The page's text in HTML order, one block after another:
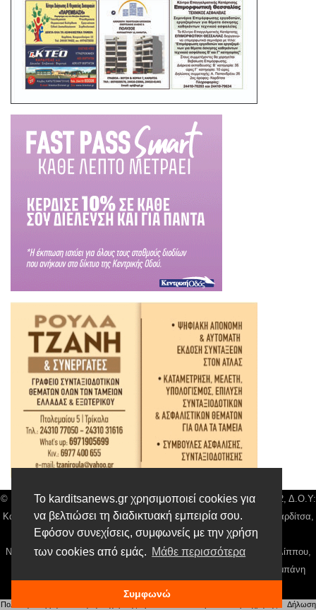
Το karditsanews.gr χρησιμοποιεί cookies για
να βελτιώσει τη διαδικτυακή εμπειρία σου.
Εφόσον συνεχίσεις, συμφωνείς με την χρήση
των cookies από εμάς. Μάθε περισσότερα
Συμφωνώ
© Karditsa News | Διακριτικός Τίτλος: Orion Media, ΑΦΜ: 043750542, Δ.Ο.Υ:
Καρδίτσας, Αρ. Γεμή: 018804431000, Δ/νση: Διάκου 10 τ.κ 43132 Καρδίτσα,
Τηλ: 24410 42500, email:news@karditsanews.gr.
Νόμιμος Εκπρόσωπος, Ιδιοκτήτης και Διαχειριστής: Παναγιώτης Φιλίππου,
Διευθύντρια: Γιαννουσά Βασιλική, Διευθύντιρα Σύνταξης: Μπαλαμπάνη
Πολιτική απορρήτου
Δήλωση